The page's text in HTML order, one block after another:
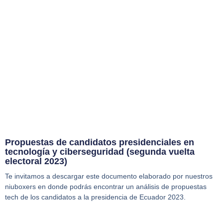
Propuestas de candidatos presidenciales en
tecnología y ciberseguridad (segunda vuelta
electoral 2023)
Te invitamos a descargar este documento elaborado por nuestros
niuboxers en donde podrás encontrar un análisis de propuestas
tech de los candidatos a la presidencia de Ecuador 2023.